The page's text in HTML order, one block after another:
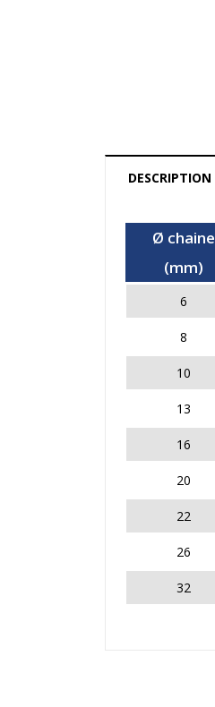
DESCRIPTION
Ø chaine
(mm)
6
8
10
13
16
20
22
26
32